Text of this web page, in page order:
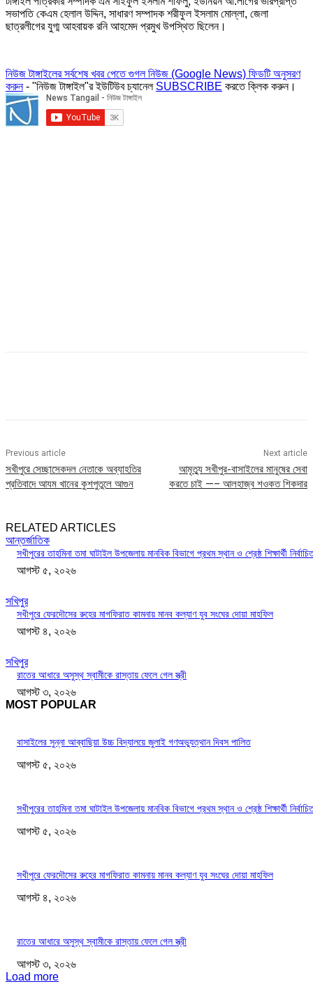
সভাপতি কেএম হেলাল উদ্দিন, সাধারণ সম্পাদক শরীফুল ইসলাম মোল্লা, জেলা
ছাত্রলীগের যুগ্ম আহবায়ক রনি আহমেদ প্রমুখ উপস্থিত ছিলেন।
নিউজ টাঙ্গাইলের সর্বশেষ খবর পেতে গুগল নিউজ (Google News) ফিডটি অনুসরণ
করুন- "নিউজ টাঙ্গাইল"র ইউটিউব চ্যানেল SUBSCRIBE করতে ক্লিক করুন।
Previous article
সখীপুরে সেচ্ছাসেকদল নেতাকে অব্যাহতির
প্রতিবাদে আযম খানের কুশপুতুলে আগুন
Next article
আমৃত্যু সখীপুর-বাসাইলের মানুষের সেবা
করতে চাই —– আলহাজ্ব শওকত শিকদার
RELATED ARTICLES
আন্তর্জাতিক
সখীপুরের তাহমিনা তমা ঘাটাইল উপজেলায় মানবিক বিভাগে প্রথম স্থান ও শ্রেষ্ঠ শিক্ষার্থী
আগস্ট ৫, ২০২৬
সখিপুর
সখীপুরে ফেরদৌসের রুহের মাগফিরাত কামনায় মানব কল্যাণ যুব সংঘের দোয়া মাহফিল
আগস্ট ৪, ২০২৬
সখিপুর
রাতের আধারে অসুস্থ স্বামীকে রাস্তায় ফেলে গেল স্ত্রী
আগস্ট ৩, ২০২৬
MOST POPULAR
বাসাইলের সুন্না আব্বাছিয়া উচ্চ বিদ্যালয়ে জুলাই গণঅভ্যুত্থান দিবস পালিত
আগস্ট ৫, ২০২৬
সখীপুরের তাহমিনা তমা ঘাটাইল উপজেলায় মানবিক বিভাগে প্রথম স্থান ও শ্রেষ্ঠ শিক্ষার্থী
আগস্ট ৫, ২০২৬
সখীপুরে ফেরদৌসের রুহের মাগফিরাত কামনায় মানব কল্যাণ যুব সংঘের দোয়া মাহফিল
আগস্ট ৪, ২০২৬
রাতের আধারে অসুস্থ স্বামীকে রাস্তায় ফেলে গেল স্ত্রী
আগস্ট ৩, ২০২৬
Load more